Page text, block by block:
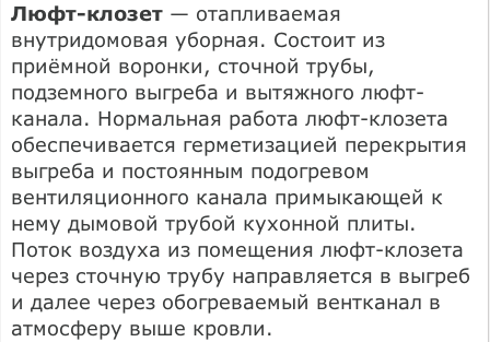
Люфт-клозет — отапливаемая
внутридомовая уборная. Состоит из
приёмной воронки, сточной трубы,
подземного выгреба и вытяжного люфт-
канала. Нормальная работа люфт-клозета
обеспечивается герметизацией перекрытия
выгреба и постоянным подогревом
вентиляционного канала примыкающей к
нему дымовой трубой кухонной плиты.
Поток воздуха из помещения люфт-клозета
через сточную трубу направляется в выгреб
и далее через обогреваемый вентканал в
атмосферу выше кровли.